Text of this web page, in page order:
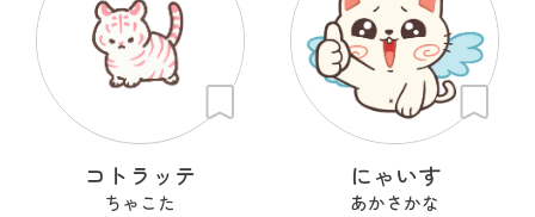
コトラッテ
ちゃこた
にゃいす
あかさかな